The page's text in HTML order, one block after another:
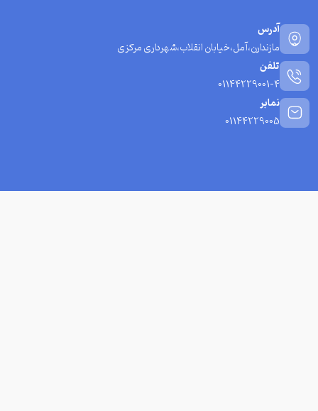
آدرس
مازندارن،آمل،خیابان انقلاب،شهرداری مرکزی
تلفن
01144229001-4
نمابر
01144229005